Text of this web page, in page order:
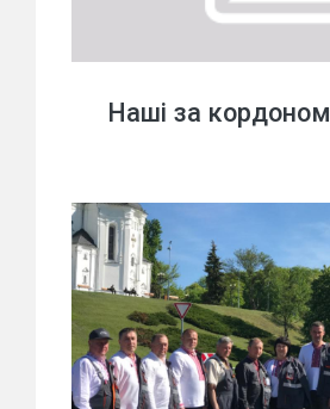
Наші за кордоном